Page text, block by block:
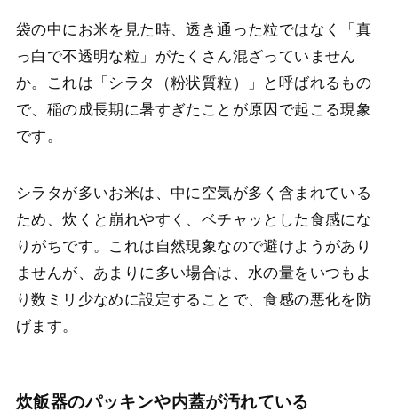
袋の中にお米を見た時、透き通った粒ではなく「真
っ白で不透明な粒」がたくさん混ざっていません
か。これは「シラタ（粉状質粒）」と呼ばれるもの
で、稲の成長期に暑すぎたことが原因で起こる現象
です。
シラタが多いお米は、中に空気が多く含まれている
ため、炊くと崩れやすく、ベチャッとした食感にな
りがちです。これは自然現象なので避けようがあり
ませんが、あまりに多い場合は、水の量をいつもよ
り数ミリ少なめに設定することで、食感の悪化を防
げます。
炊飯器のパッキンや内蓋が汚れている